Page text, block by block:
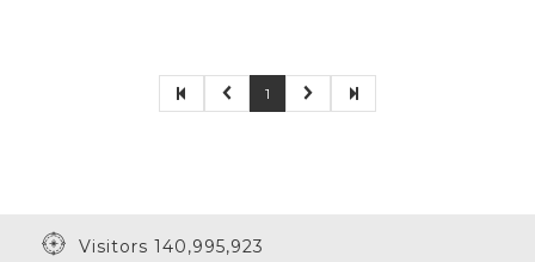
1
Visitors 140,995,923